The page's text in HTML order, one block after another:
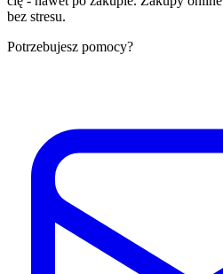
bez stresu.
Potrzebujesz pomocy?